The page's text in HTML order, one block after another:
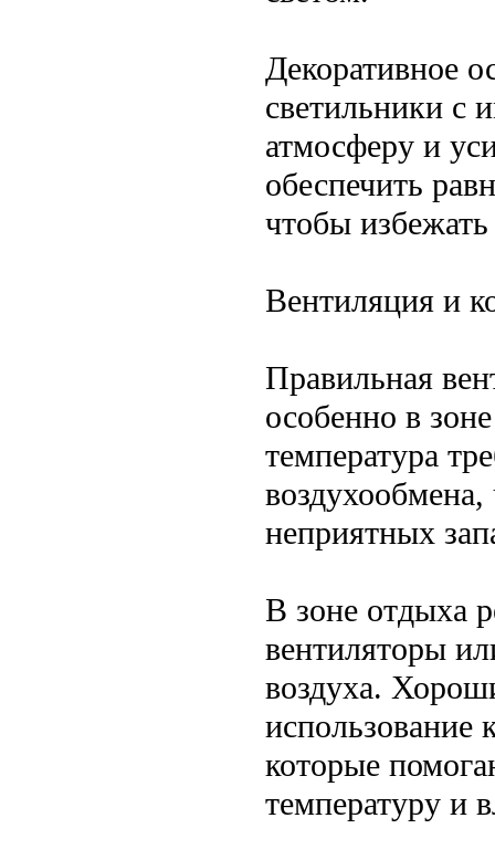
Декоративное
светильники с
атмосферу и
обеспечить
чтобы
Вентиляция и
Правильная
особенно в
температура
неприятных
В зоне отдыха
вентиляторы
воздуха.
использование
которые
температуру и